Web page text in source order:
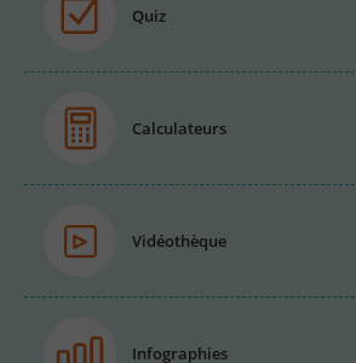
Quiz
Calculateurs
Vidéothèque
Infographies